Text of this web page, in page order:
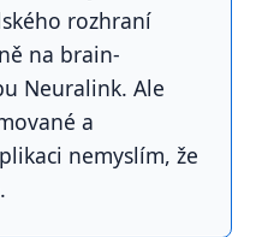
rozhraní
na brain-
Neuralink. Ale
a
nemyslím, že